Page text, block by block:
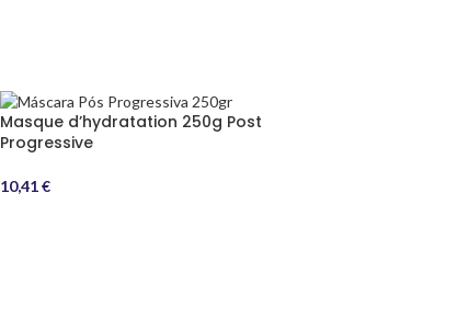
Masque d’hydratation 250g Post
Progressive
10,41€